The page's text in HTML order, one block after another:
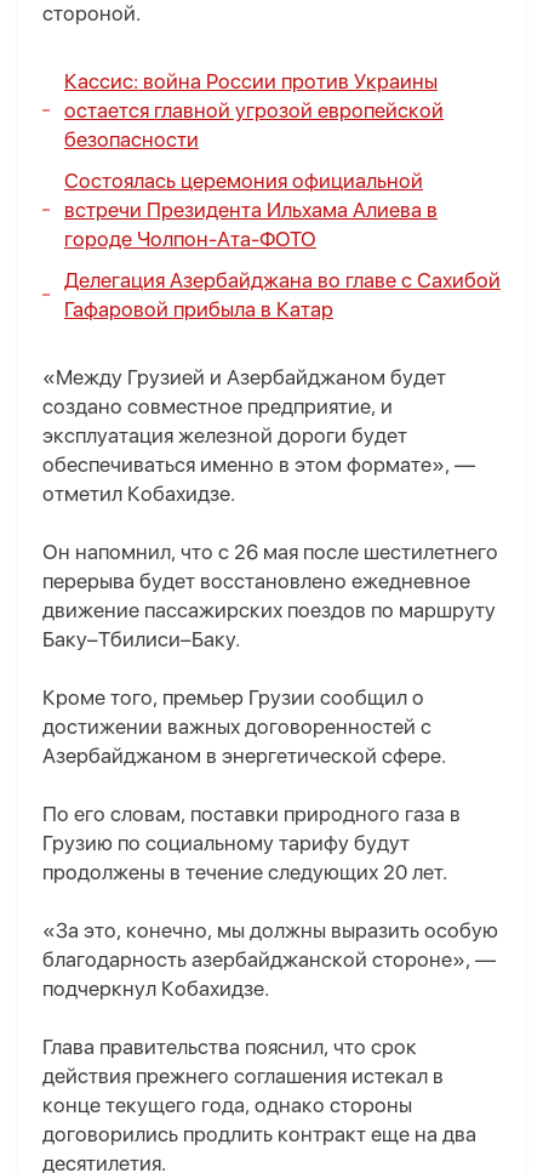
стороной.
Кассис: война России против Украины
остается главной угрозой европейской
безопасности
Состоялась церемония официальной
встречи Президента Ильхама Алиева в
городе Чолпон-Ата-ФОТО
Делегация Азербайджана во главе с Сахибой
Гафаровой прибыла в Катар
«Между Грузией и Азербайджаном будет
создано совместное предприятие, и
эксплуатация железной дороги будет
обеспечиваться именно в этом формате», —
отметил Кобахидзе.
Он напомнил, что с 26 мая после шестилетнего
перерыва будет восстановлено ежедневное
движение пассажирских поездов по маршруту
Баку–Тбилиси–Баку.
Кроме того, премьер Грузии сообщил о
достижении важных договоренностей с
Азербайджаном в энергетической сфере.
По его словам, поставки природного газа в
Грузию по социальному тарифу будут
продолжены в течение следующих 20 лет.
«За это, конечно, мы должны выразить особую
благодарность азербайджанской стороне», —
подчеркнул Кобахидзе.
Глава правительства пояснил, что срок
действия прежнего соглашения истекал в
конце текущего года, однако стороны
договорились продлить контракт еще на два
десятилетия.